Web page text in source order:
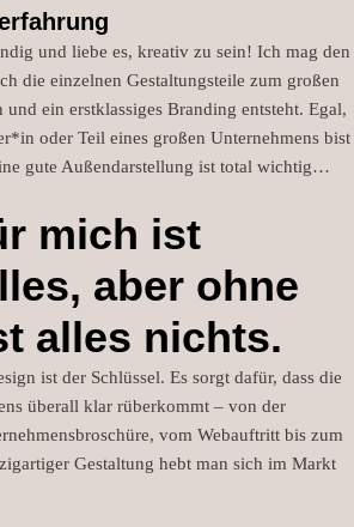
und liebe es, kreativ zu sein! Ich mag den
die einzelnen Gestaltungsteile zum großen
und ein erstklassiges Branding entsteht. Egal,
oder Teil eines großen Unternehmens bist
gute Außendarstellung ist total wichtig…
mich ist
aber ohne
alles nichts.
ist der Schlüssel. Es sorgt dafür, dass die
überall klar rüberkommt – von der
vom Webauftritt bis zum
Gestaltung hebt man sich im Markt